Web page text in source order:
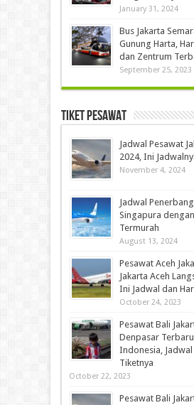
January 31, 2024
Bus Jakarta
Gunung Harta,
dan Zentrum
September 25, 2023
Tiket Pesawat
Jadwal Pesawat
2024, Ini
November 4, 2024
Jadwal
Singapura
Termurah
August 13, 2024
Pesawat Aceh
Jakarta Aceh
Ini Jadwal dan
October 24, 2023
Pesawat Bali
Denpasar
Indonesia,
Tiketnya
October 22, 2023
Pesawat Bali